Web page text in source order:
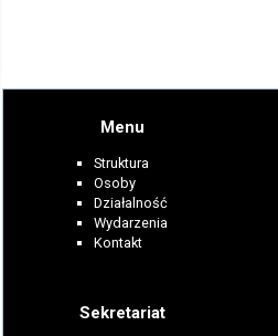
Menu
Struktura
Osoby
Działalność
Wydarzenia
Kontakt
Sekretariat